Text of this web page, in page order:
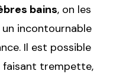
bains, on les
incontournable
Il est possible
faisant trempette,